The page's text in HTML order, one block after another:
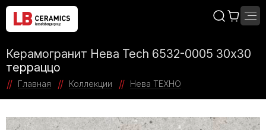
Керамогранит Нева Tech 6532-0005 30х30
терраццо
Главная Коллекции Нева ТЕХНО